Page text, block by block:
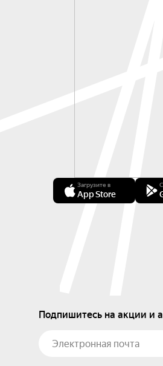
Загрузите в
App Store
Подпишитесь на акции и